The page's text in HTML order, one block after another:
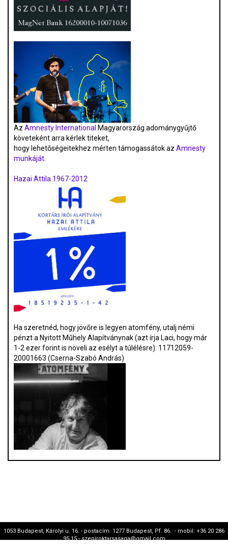
Az Amnesty International Magyarország adománygyűjtő
követeként arra kérlek titeket,
hogy lehetőségeitekhez mérten támogassátok az Amnesty
munkáját.
Hazai Attila 1967-2012
Ha szeretnéd, hogy jövőre is legyen atomfény, utalj némi
pénzt a Nyitott Műhely Alapítványnak (azt írja Laci, hogy már
1-2 ezer forint is növeli az esélyt a túlélésre). 11712059-
20001663 (Cserna-Szabó András)
1053 Budapest, Károlyi u. 16. - postacím: 1277 Budapest, Pf. 86. - mobil: +36 20 286
95 15 - szepiroktarsasaga@gmail.com